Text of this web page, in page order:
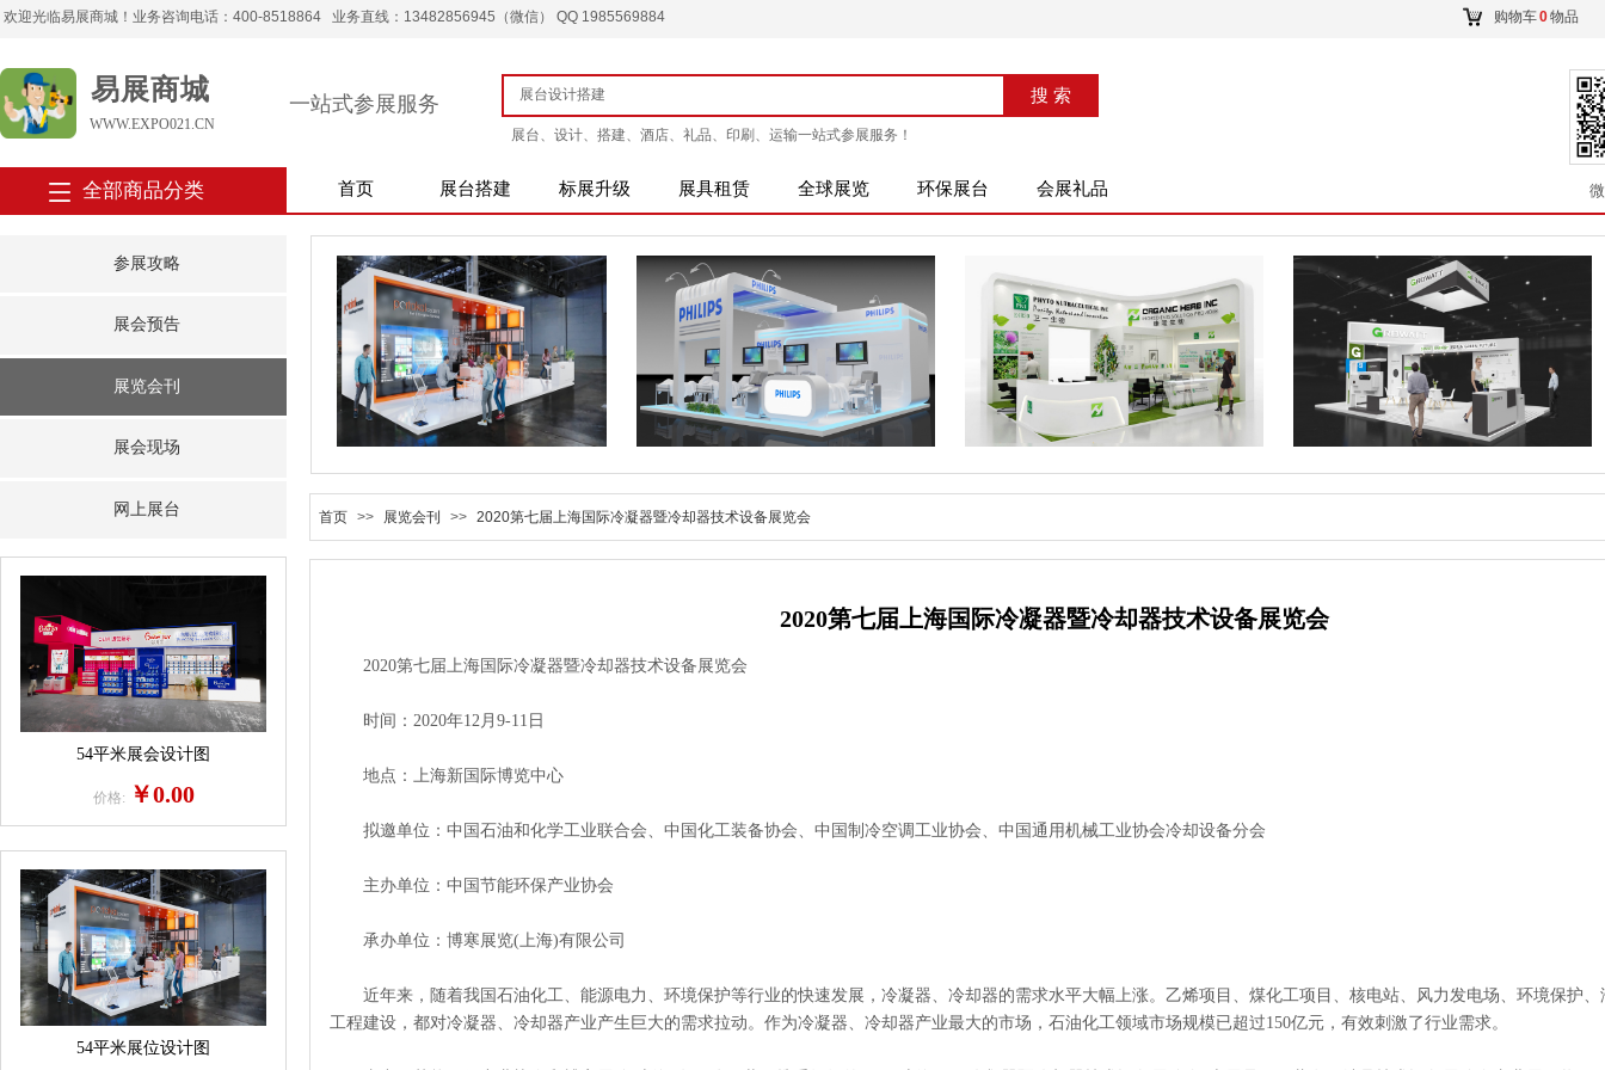
购物车0物品
欢迎光临易展商城！业务咨询电话：400-8518864 业务直线：13482856945（微信） QQ 1985569884
WWW.EXPO021.CN
易展商城 一站式参展服务 搜 索
搜索
展台、设计、搭建、酒店、礼品、印刷、运输一站式参展服务！
首页 展台搭建 标展升级 展具租赁 全球展览 环保展台 会展礼品
全部商品分类
参展攻略
展会预告
展览会刊
展会现场
网上展台 首页 >> 展览会刊 >> 2020第七届上海国际冷凝器暨冷却器技术设备展览会
54平米展会设计图
价格: ￥0.00
54平米展位设计图
2020第七届上海国际冷凝器暨冷却器技术设备展览会
2020第七届上海国际冷凝器暨冷却器技术设备展览会
时间：2020年12月9-11日
地点：上海新国际博览中心
拟邀单位：中国石油和化学工业联合会、中国化工装备协会、中国制冷空调工业协会、中国通用机械工业协会冷却设备分会
主办单位：中国节能环保产业协会
承办单位：博寒展览(上海)有限公司
近年来，随着我国石油化工、能源电力、环境保护等行业的快速发展，冷凝器、冷却器的需求水平大幅上涨。乙烯项目、煤化工项目、核电站、风力发电场、环境保护、
工程建设，都对冷凝器、冷却器产业产生巨大的需求拉动。作为冷凝器、冷却器产业最大的市场，石油化工领域市场规模已超过150亿元，有效刺激了行业需求。